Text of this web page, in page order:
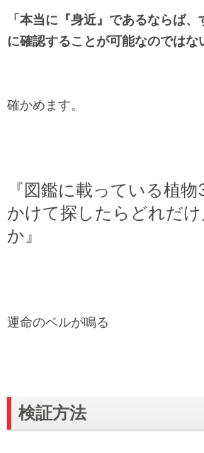
「本当に『身近』であるならば
に確認することが可能なのではな
確かめます。
『図鑑に載っている植
かけて探したらどれだ
か』
運命のベルが鳴る
検証方法